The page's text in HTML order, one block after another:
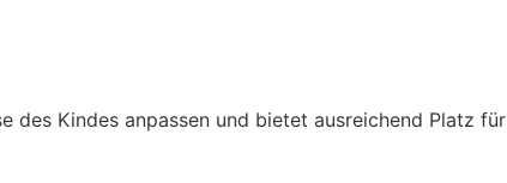
Kindes anpassen und bietet ausreichend Platz